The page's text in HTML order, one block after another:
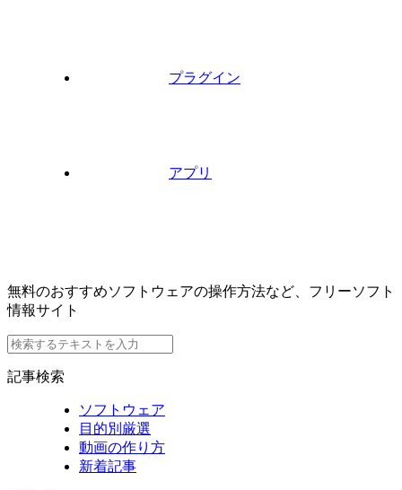
プラグイン
アプリ
無料のおすすめソフトウェアの操作方法など、フリーソフト
情報サイト
記事検索
ソフトウェア
目的別厳選
動画の作り方
新着記事